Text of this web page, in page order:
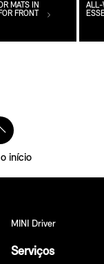
MATS IN
FRONT
ALL-
início
MINI Driver
Serviços